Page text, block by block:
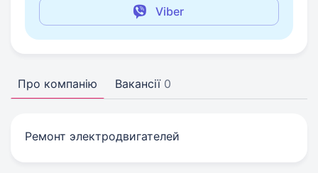
Viber
Про компанію Вакансії 0
Ремонт электродвигателей